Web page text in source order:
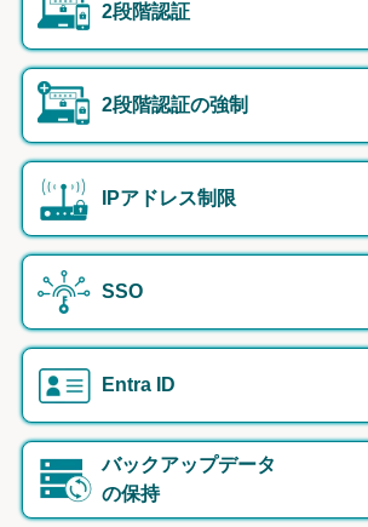
2段階認証
2段階認証の強制
IPアドレス制限
SSO
Entra ID
バックアップデータ
の保持